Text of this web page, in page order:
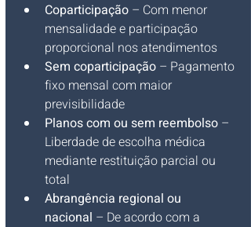
Coparticipação – Com menor
mensalidade e participação
proporcional nos atendimentos
Sem coparticipação – Pagamento
fixo mensal com maior
previsibilidade
Planos com ou sem reembolso –
Liberdade de escolha médica
mediante restituição parcial ou
total
Abrangência regional ou
nacional – De acordo com a